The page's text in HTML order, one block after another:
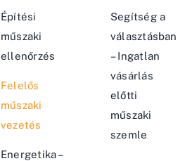
Építési
műszaki
ellenőrzés
Felelős
műszaki
vezetés
Energetika –
Segítség a
választásban
– Ingatlan
vásárlás
előtti
műszaki
szemle